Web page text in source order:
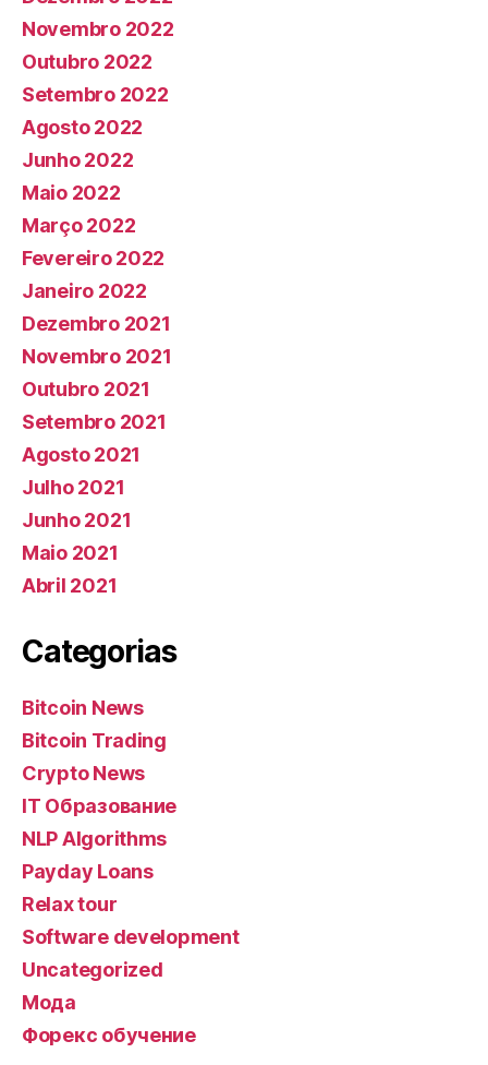
Novembro 2022
Outubro 2022
Setembro 2022
Agosto 2022
Junho 2022
Maio 2022
Março 2022
Fevereiro 2022
Janeiro 2022
Dezembro 2021
Novembro 2021
Outubro 2021
Setembro 2021
Agosto 2021
Julho 2021
Junho 2021
Maio 2021
Abril 2021
Categorias
Bitcoin News
Bitcoin Trading
Crypto News
IT Образование
NLP Algorithms
Payday Loans
Relax tour
Software development
Uncategorized
Мода
Форекс обучение